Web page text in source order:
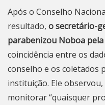
Após o Conselho
resultado, o secretário-
parabenizou Noboa
coincidência entre os
conselho e os coletados
instituição. Ele
monitorar “quaisquer